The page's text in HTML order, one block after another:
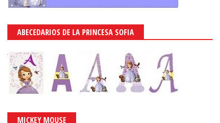
ABECEDARIOS DE LA PRINCESA SOFIA
MICKEY MOUSE